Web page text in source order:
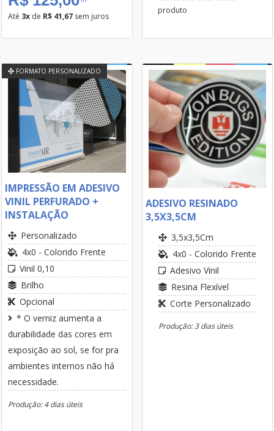
Até 3x de R$ 41,67 sem juros
produto
FORMATO PERSONALIZADO
IMPRESSÃO EM ADESIVO
VINIL PERFURADO +
INSTALAÇÃO
Personalizado
4x0 - Colorido Frente
Vinil 0,10
Brilho
Opcional
* O verniz aumenta a
durabilidade das cores em
exposição ao sol, se for pra
ambientes internos não há
necessidade.
Produção: 4 dias úteis
ADESIVO RESINADO
3,5X3,5CM
3,5x3,5Cm
4x0 - Colorido Frente
Adesivo Vinil
Resina Flexível
Corte Personalizado
Produção: 3 dias úteis